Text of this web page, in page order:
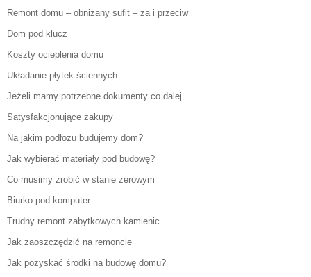
Remont domu – obniżany sufit – za i przeciw
Dom pod klucz
Koszty ocieplenia domu
Układanie płytek ściennych
Jeżeli mamy potrzebne dokumenty co dalej
Satysfakcjonujące zakupy
Na jakim podłożu budujemy dom?
Jak wybierać materiały pod budowę?
Co musimy zrobić w stanie zerowym
Biurko pod komputer
Trudny remont zabytkowych kamienic
Jak zaoszczędzić na remoncie
Jak pozyskać środki na budowę domu?